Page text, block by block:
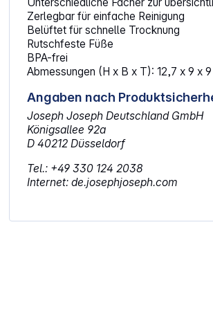
Zerlegbar für einfache Reinigung
Belüftet für schnelle Trocknung
Rutschfeste Füße
BPA-frei
Abmessungen (H x B x T): 12,7 x 9 x
Angaben nach
Joseph Joseph Deutschland GmbH
Königsallee 92a
D 40212 Düsseldorf
Tel.: +49 330 124 2038
Internet: de.josephjoseph.com